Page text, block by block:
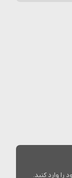
را وارد کنید.